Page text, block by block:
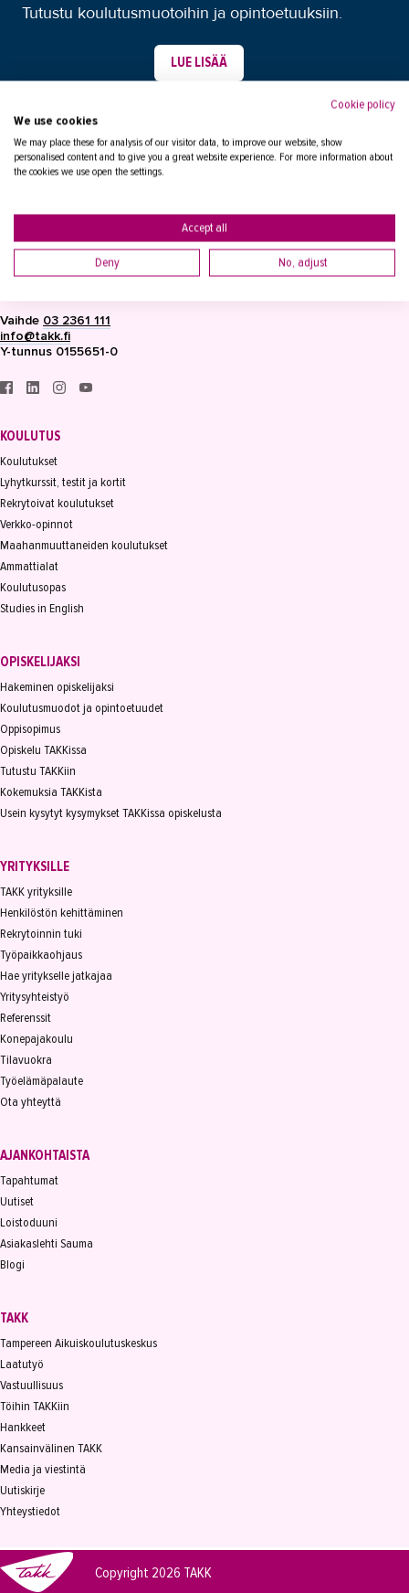
Turvallisuus ja työsuojelu
Tutkinnon suorittaminen
Tupakointi
Yhdistysten palveluja opiskelijoille
Työllisyyspalveluiden asiakkaille
Lomakkeet
Tutustu koulutusmuotoihin ja opintoetuuksiin.
LUE LISÄÄ
YHTEYSTIEDOT
Tampereen Aikuiskoulutuskeskus
Vaihde 03 2361 111
info@takk.fi
Y-tunnus 0155651-0
KOULUTUS
Koulutukset
Lyhytkurssit, testit ja kortit
Rekrytoivat koulutukset
Verkko-opinnot
Maahanmuuttaneiden koulutukset
Ammattialat
Koulutusopas
Studies in English
OPISKELIJAKSI
Hakeminen opiskelijaksi
Koulutusmuodot ja opintoetuudet
Oppisopimus
Opiskelu TAKKissa
Tutustu TAKKiin
Kokemuksia TAKKista
Usein kysytyt kysymykset TAKKissa opiskelusta
YRITYKSILLE
TAKK yrityksille
Henkilöstön kehittäminen
Rekrytoinnin tuki
Työpaikkaohjaus
Hae yritykselle jatkajaa
Yritysyhteistyö
Referenssit
Konepajakoulu
Tilavuokra
Työelämäpalaute
Ota yhteyttä
AJANKOHTAISTA
Tapahtumat
Uutiset
Loistoduuni
Asiakaslehti Sauma
Blogi
TAKK
Tampereen Aikuiskoulutuskeskus
Laatutyö
Vastuullisuus
Töihin TAKKiin
Hankkeet
Kansainvälinen TAKK
Media ja viestintä
Uutiskirje
Yhteystiedot
Copyright 2026 TAKK
Cookie policy
We use cookies
We may place these for analysis of our visitor data, to improve our website, show
personalised content and to give you a great website experience. For more information about
the cookies we use open the settings.
Accept all
Deny No, adjust